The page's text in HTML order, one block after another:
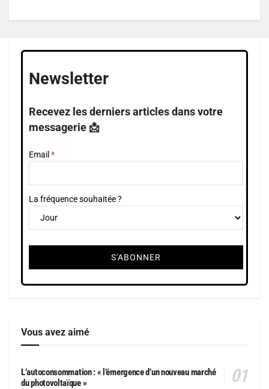
Newsletter
Recevez les derniers articles dans votre
messagerie 📩
Email
La fréquence souhaitée ?
Vous avez aimé
L’autoconsommation : « l’émergence d’un nouveau marché
du photovoltaïque »